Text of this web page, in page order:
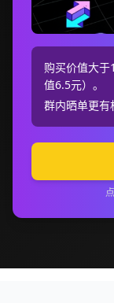
购买价值大
值6.5元）。
群内晒单更有